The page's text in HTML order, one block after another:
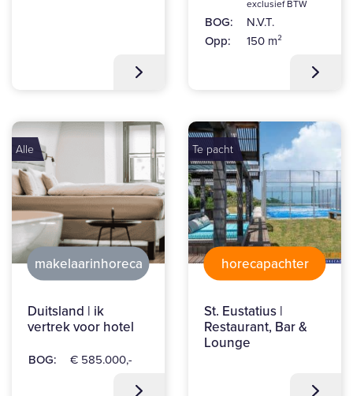
exclusief BTW
BOG:
N.V.T.
Opp:
150 m²
Alle
makelaarinhoreca
Duitsland | ik
vertrek voor hotel
BOG: € 585.000,-
Te pacht
horecapachter
St. Eustatius |
Restaurant, Bar &
Lounge